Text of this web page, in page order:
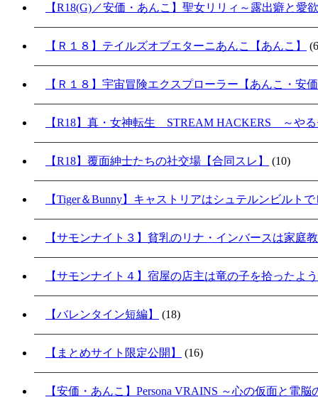
【R18(G)／安価・あんこ】聖女リリィ～露出癖と愛
【Ｒ１８】テイルズオブエターニあんこ【あんこ】
【Ｒ１８】宇宙冒険エクスプローラー【あんこ・安
【R18】真・女神転生 STREAM HACKERS ～や
【R18】覆面紳士たちの社交場【合同スレ】 (10)
【Tiger＆Bunny】キャストリアはシュテルンビルト
【サモンナイト３】貧乳のリナ・インバースは家庭
【サモンナイト４】宿屋の店主は竜の子を拾ったよ
【バレンタイン短編】 (18)
【まとめサイト限定公開】 (16)
【安価・あんこ】Persona VRAINS ～心の仮面と電脳